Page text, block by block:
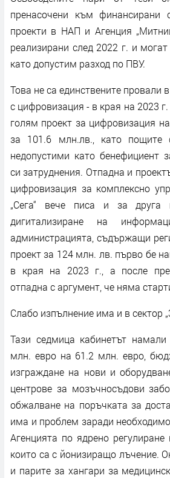
пренасочени към финансирани
проекти в НАП и Агенция
реализирани след 2022 г. и
като допустим разход по ПВУ.
Това не са единствените провали
с цифровизация - в края на 2023
голям проект за цифровизация
за 101.6 млн.лв., като пощите
недопустими като бенефициент
си затруднения. Отпадна и
цифровизация за комплексно
„Сега“ вече писа и за
дигитализиране на
администрацията, съдържащи
проект за 124 млн. лв. първо бе
в края на 2023 г., а после
отпадна с аргумент, че няма
Слабо изпълнение има и в сектор
Тази седмица кабинетът
млн. евро на 61.2 млн. евро,
изграждане на нови и
центрове за мозъчносъдови
обжалване на поръчката за
има и проблем заради
Агенцията по ядрено регулиране
които са с йонизиращо лъчение.
и парите за хангари за